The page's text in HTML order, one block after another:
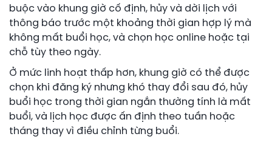
buộc vào khung giờ cố định, hủy và dời lịch với
thông báo trước một khoảng thời gian hợp lý mà
không mất buổi học, và chọn học online hoặc tại
chỗ tùy theo ngày.
Ở mức linh hoạt thấp hơn, khung giờ có thể được
chọn khi đăng ký nhưng khó thay đổi sau đó, hủy
buổi học trong thời gian ngắn thường tính là mất
buổi, và lịch học được ấn định theo tuần hoặc
tháng thay vì điều chỉnh từng buổi.